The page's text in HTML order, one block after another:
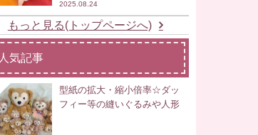
2025.08.24
もっと見る(トップページへ)
人気記事
型紙の拡大・縮小倍率☆ダッ
フィー等の縫いぐるみや人形